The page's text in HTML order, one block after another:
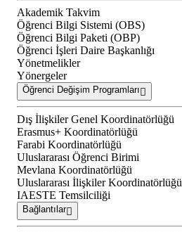
Akademik Takvim
Öğrenci Bilgi Sistemi (OBS)
Öğrenci Bilgi Paketi (OBP)
Öğrenci İşleri Daire Başkanlığı
Yönetmelikler
Yönergeler
Öğrenci Değişim Programları
Dış İlişkiler Genel Koordinatörlüğü
Erasmus+ Koordinatörlüğü
Farabi Koordinatörlüğü
Uluslararası Öğrenci Birimi
Mevlana Koordinatörlüğü
Uluslararası İlişkiler Koordinatörlüğü
IAESTE Temsilciliği
Bağlantılar